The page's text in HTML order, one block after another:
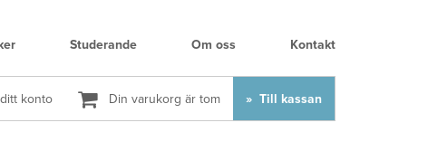
Studerande Om oss Kontakt
konto Din varukorg är tom Till kassan